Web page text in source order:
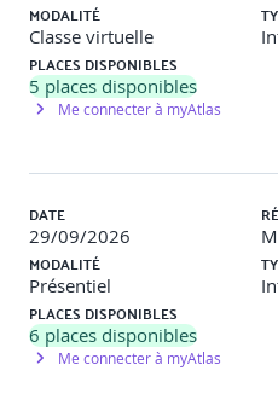
MODALITÉ
Classe virtuelle
PLACES DISPONIBLES
5 places disponibles
Me connecter à myAtlas
DATE
29/09/2026
MODALITÉ
Présentiel
PLACES DISPONIBLES
6 places disponibles
Me connecter à myAtlas